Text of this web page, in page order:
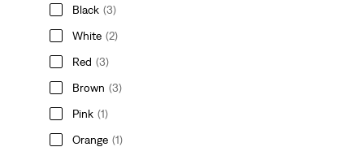
Black (3)
White (2)
Red (3)
Brown (3)
Pink (1)
Orange (1)